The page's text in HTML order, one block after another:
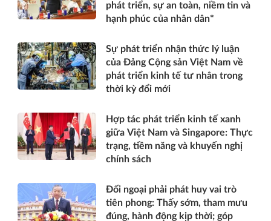
phát triển, sự an toàn, niềm tin và
hạnh phúc của nhân dân*
Sự phát triển nhận thức lý luận
của Đảng Cộng sản Việt Nam về
phát triển kinh tế tư nhân trong
thời kỳ đổi mới
Hợp tác phát triển kinh tế xanh
giữa Việt Nam và Singapore: Thực
trạng, tiềm năng và khuyến nghị
chính sách
Đối ngoại phải phát huy vai trò
tiên phong: Thấy sớm, tham mưu
đúng, hành động kịp thời; góp